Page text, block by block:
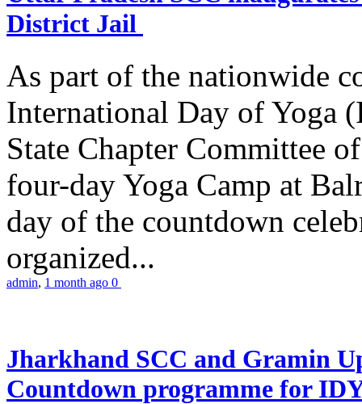
District Jail
As part of the nationwide
International Day of Yoga
State Chapter Committee
four-day Yoga Camp at
day of the countdown
organized...
admin, 1 month ago 0
Jharkhand SCC and Gramin
Countdown programme for